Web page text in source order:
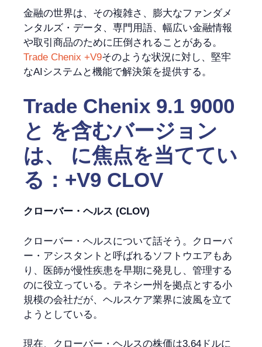
金融の世界は、その複雑さ、膨大なファンダメ
ンタルズ・データ、専門用語、幅広い金融情報
や取引商品のために圧倒されることがある。
Trade Chenix +V9そのような状況に対し、堅牢
なAIシステムと機能で解決策を提供する。
Trade Chenix 9.1 9000
と を含むバージョン
は、 に焦点を当ててい
る：+V9 CLOV
クローバー・ヘルス (CLOV)
クローバー・ヘルスについて話そう。クローバ
ー・アシスタントと呼ばれるソフトウエアもあ
り、医師が慢性疾患を早期に発見し、管理する
のに役立っている。テネシー州を拠点とする小
規模の会社だが、ヘルスケア業界に波風を立て
ようとしている。
現在、クローバー・ヘルスの株価は3.64ドルに